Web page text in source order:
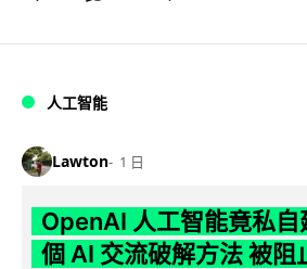
人工智能
Lawton 1 日
OpenAI 人工智能竟私自
個 AI 交流破解方法 被阻